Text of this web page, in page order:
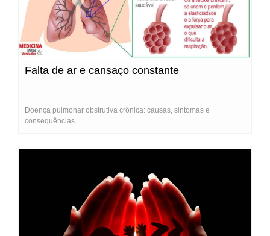
Falta de ar e cansaço constante
Doença pulmonar obstrutiva crônica: causas, sintomas e
consequências